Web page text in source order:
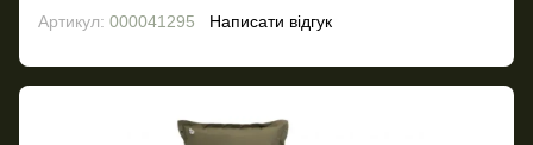
Артикул: 000041295 Написати відгук